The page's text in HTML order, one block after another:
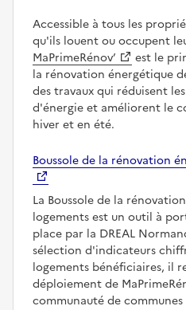
Accessible à tous les
qu'ils louent ou occupent
MaPrimeRénov’
est le
la rénovation énergétique
des travaux qui réduisent
d'énergie et améliorent le
hiver et en été.
Boussole de la rénovation
La Boussole de la
logements est un outil à
place par la DREAL
sélection d'indicateurs
logements bénéficiaires, il
déploiement de
communauté de communes